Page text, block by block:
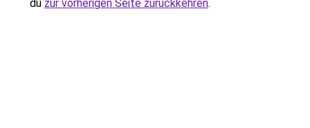
du zur vorherigen Seite zurückkehren.